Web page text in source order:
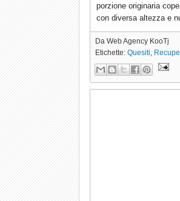
porzione originaria
condiversa altezza e
DaWeb Agency KooTj
Etichette:Quesiti,